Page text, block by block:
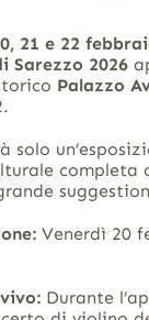
21 e 22
Sarezzo 2026
Palazzo
.
solo
completa
Venerdì 20
Durante